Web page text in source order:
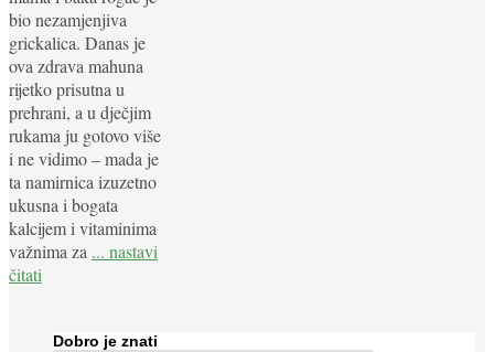
bio nezamjenjiva
grickalica. Danas je
ova zdrava mahuna
rijetko prisutna u
prehrani, a u dječjim
rukama ju gotovo više
i ne vidimo – mada je
ta namirnica izuzetno
ukusna i bogata
kalcijem i vitaminima
važnima za ... nastavi
čitati
Dobro je znati